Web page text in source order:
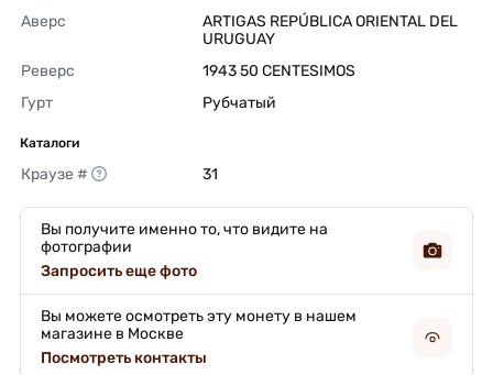
Аверс
ARTIGAS REPÚBLICA ORIENTAL DEL
URUGUAY
Реверс
1943 50 CENTESIMOS
Гурт
Рубчатый
Каталоги
Краузе # 31
Вы получите именно то, что видите на
фотографии
Запросить еще фото
Вы можете осмотреть эту монету в нашем
магазине в Москве
Посмотреть контакты